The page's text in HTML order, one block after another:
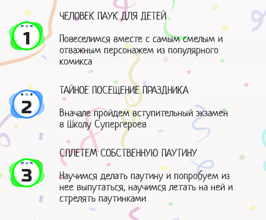
1
ЧЕЛОВЕК ПАУК ДЛЯ ДЕТЕЙ
Повеселимся вместе с самым смелым и
отважным персонажем из популярного
комикса
2
ТАЙНОЕ ПОСЕЩЕНИЕ ПРАЗДНИКА
Вначале пройдем вступительный экзамен
в Школу Супергероев
3
СПЛЕТЕМ СОБСТВЕННУЮ ПАУТИНУ
Научимся делать паутину и попробуем из
нее выпутаться, научимся летать на ней и
стрелять паутинками